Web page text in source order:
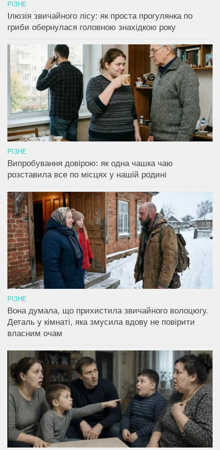
РІЗНЕ
Ілюзія звичайного лісу: як проста прогулянка по
гриби обернулася головною знахідкою року
РІЗНЕ
Випробування довірою: як одна чашка чаю
розставила все по місцях у нашій родині
РІЗНЕ
Вона думала, що прихистила звичайного волоцюгу.
Деталь у кімнаті, яка змусила вдову не повірити
власним очам